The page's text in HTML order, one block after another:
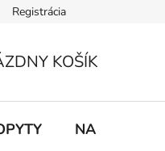
Registrácia
KOŠÍK
NA